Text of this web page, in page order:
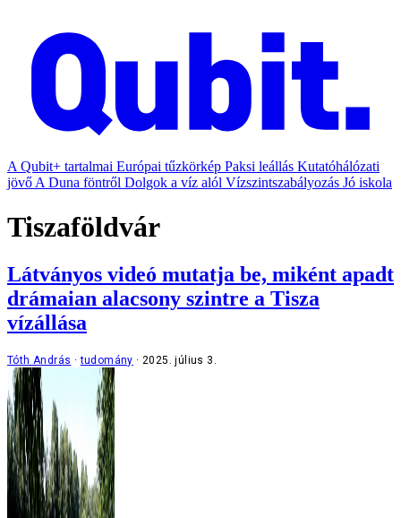
A Qubit+ tartalmai Európai tűzkörkép Paksi leállás Kutatóhálózati
jövő A Duna föntről Dolgok a víz alól Vízszintszabályozás Jó iskola
Tiszaföldvár
Látványos videó mutatja be, miként apadt
drámaian alacsony szintre a Tisza
vízállása
Tóth András tudomány 2025. július 3.